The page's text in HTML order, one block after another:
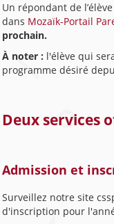
Un répondant de
dans Mozaïk-Portail
prochain.
À noter : l'élève qui
programme désiré
Deux services
Admission et
Surveillez notre site
d'inscription pour